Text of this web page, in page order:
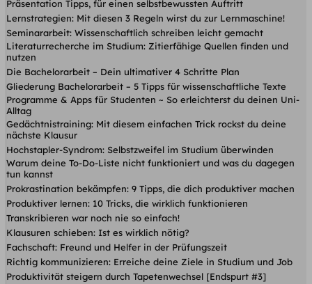
Präsentation Tipps, für einen selbstbewussten Auftritt
Lernstrategien: Mit diesen 3 Regeln wirst du zur Lernmaschine!
Seminararbeit: Wissenschaftlich schreiben leicht gemacht
Literaturrecherche im Studium: Zitierfähige Quellen finden und
nutzen
Die Bachelorarbeit – Dein ultimativer 4 Schritte Plan
Gliederung Bachelorarbeit – 5 Tipps für wissenschaftliche Texte
Programme & Apps für Studenten ~ So erleichterst du deinen Uni-
Alltag
Gedächtnistraining: Mit diesem einfachen Trick rockst du deine
nächste Klausur
Hochstapler-Syndrom: Selbstzweifel im Studium überwinden
Warum deine To-Do-Liste nicht funktioniert und was du dagegen
tun kannst
Prokrastination bekämpfen: 9 Tipps, die dich produktiver machen
Produktiver lernen: 10 Tricks, die wirklich funktionieren
Transkribieren war noch nie so einfach!
Klausuren schieben: Ist es wirklich nötig?
Fachschaft: Freund und Helfer in der Prüfungszeit
Richtig kommunizieren: Erreiche deine Ziele in Studium und Job
Produktivität steigern durch Tapetenwechsel [Endspurt #3]